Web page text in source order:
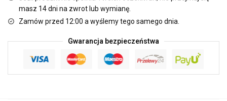
masz 14 dni na zwrot lub wymianę.
Zamów przed 12:00 a wyślemy tego samego dnia.
Gwarancja bezpieczeństwa